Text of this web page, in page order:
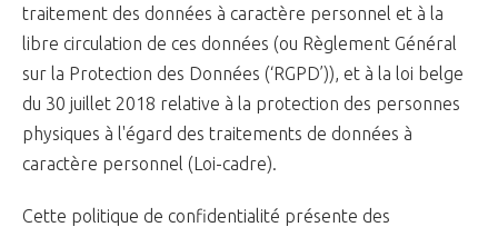
traitement des données à caractère personnel et à la
libre circulation de ces données (ou Règlement Général
sur la Protection des Données (‘RGPD’)), et à la loi belge
du 30 juillet 2018 relative à la protection des personnes
physiques à l'égard des traitements de données à
caractère personnel (Loi-cadre).
Cette politique de confidentialité présente des